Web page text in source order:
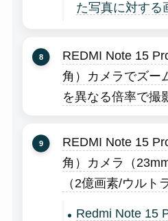
た写真に対する
REDMI Note 15
角）カメラでズー
を異なる倍率で撮
REDMI Note 15
角）カメラ（
（2億画素/ウルト
Redmi Note 15